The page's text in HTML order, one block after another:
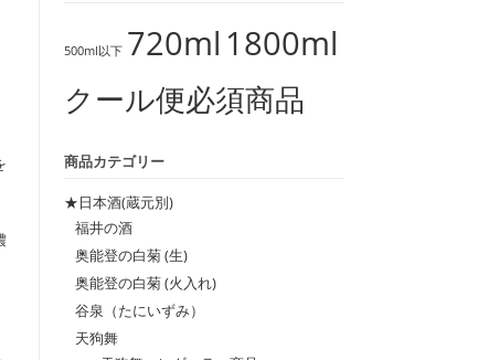
500ml以下 720ml 1800ml
クール便必須商品
商品カテゴリー
★日本酒(蔵元別)
福井の酒
奥能登の白菊 (生)
奥能登の白菊 (火入れ)
谷泉（たにいずみ）
天狗舞